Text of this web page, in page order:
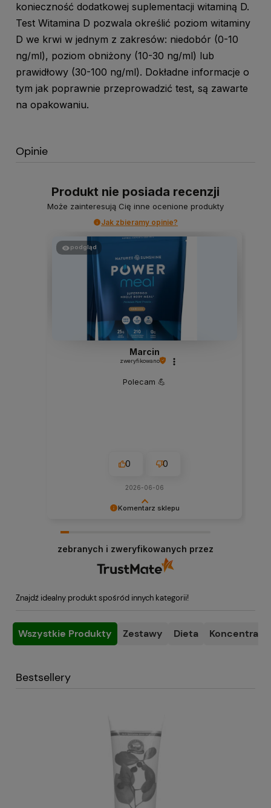
konieczność dodatkowej suplementacji witaminą D.
Test Witamina D pozwala określić poziom witaminy
D we krwi w jednym z zakresów: niedobór (0-10
ng/ml), poziom obniżony (10-30 ng/ml) lub
prawidłowy (30-100 ng/ml). Dokładne informacje o
tym jak poprawnie przeprowadzić test, są zawarte
na opakowaniu.
Opinie
Produkt nie posiada recenzji
Może zainteresują Cię inne ocenione produkty
Jak zbieramy opinie?
Komentarz sklepu
doświadczeniem. Jesteśmy szczęśliwi, że mamy
takich klientów. Z pozdrowieniami, obsługa
podgląd
Marcin
zweryfikowano
Polecam 💪
0 0
2026-06-06
zebranych i zweryfikowanych przez
Znajdź idealny produkt spośród innych kategorii!
Wszystkie Produkty Zestawy Dieta
Bestsellery